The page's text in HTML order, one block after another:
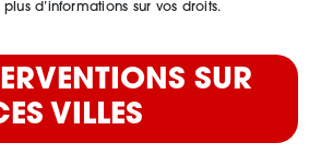
d’informations sur vos droits.
SUR
VILLES